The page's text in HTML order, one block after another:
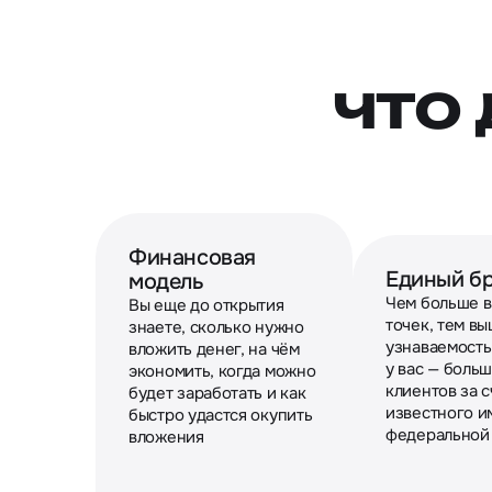
Финансовая
модель
Вы еще до открытия
знаете, сколько нужно
вложить денег, на чём
экономить, когда можно
будет заработать и как
быстро удастся окупить
вложения
Единый
Чем больше
точек, тем
у вас —
клиентов за
известного